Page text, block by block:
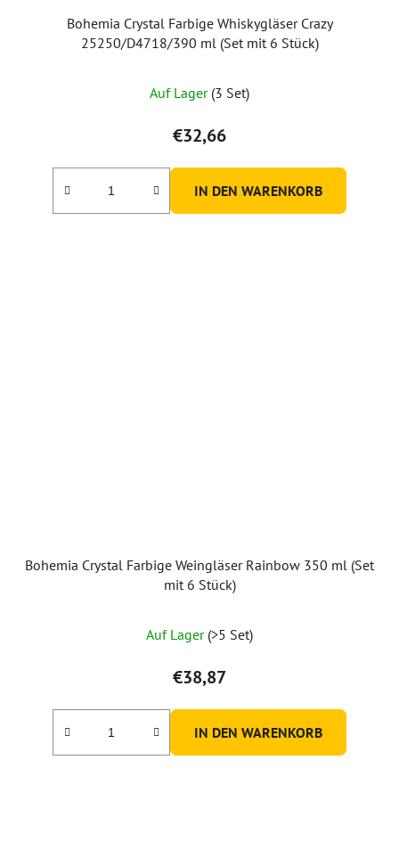
Bohemia Crystal Farbige Whiskygläser Crazy
25250/D4718/390 ml (Set mit 6 Stück)
durchschnittliche
Produktbewertung
ist
5,0
von
Auf Lager (3 Set)
€32,66
IN DEN WARENKORB
Bohemia Crystal Farbige Weingläser Rainbow 350 ml (Set
mit 6 Stück)
durchschnittliche
Produktbewertung
ist
5,0
von
Auf Lager (>5 Set)
€38,87
IN DEN WARENKORB